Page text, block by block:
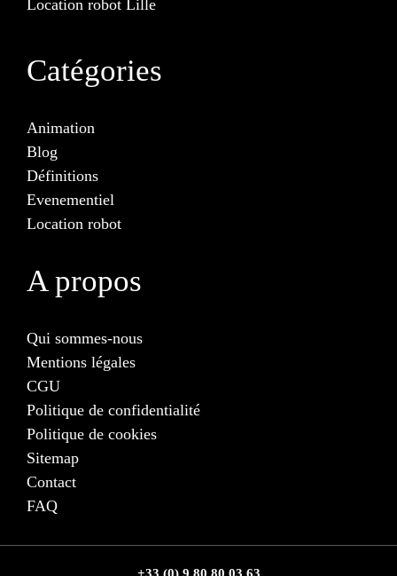
Location robot Lille
Catégories
Animation
Blog
Définitions
Evenementiel
Location robot
A propos
Qui sommes-nous
Mentions légales
CGU
Politique de confidentialité
Politique de cookies
Sitemap
Contact
FAQ
+33 (0) 9 80 80 03 63